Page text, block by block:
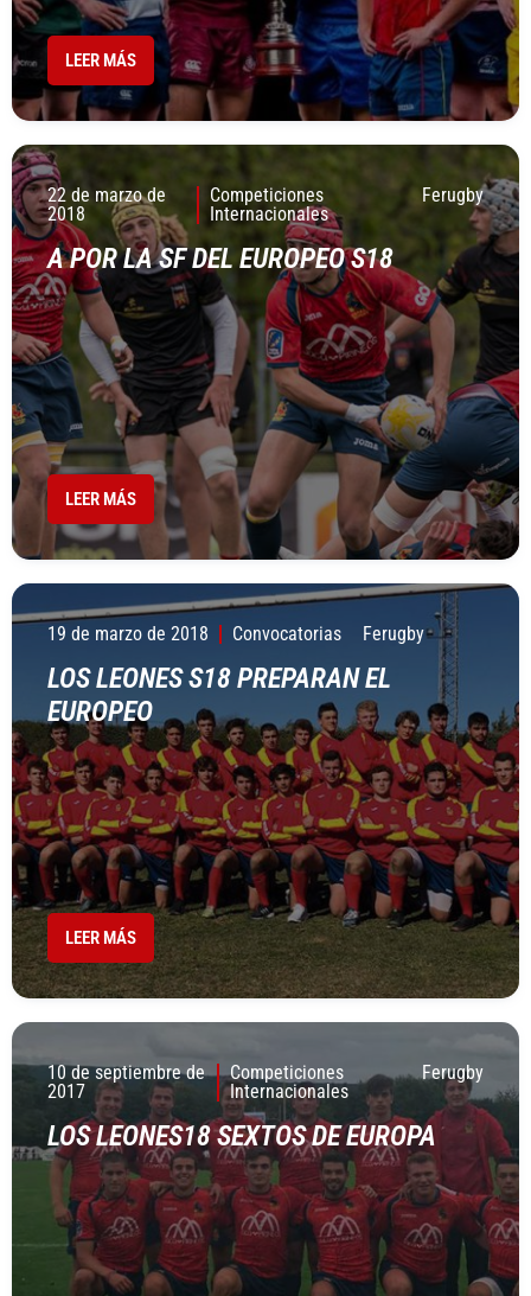
LEER MÁS
22 de marzo de
2018
Competiciones
Internacionales
Ferugby
A POR LA SF DEL EUROPEO S18
LEER MÁS
19 de marzo de 2018 Convocatorias Ferugby
LOS LEONES S18 PREPARAN EL
EUROPEO
LEER MÁS
10 de septiembre de
2017
Competiciones
Internacionales
Ferugby
LOS LEONES18 SEXTOS DE EUROPA